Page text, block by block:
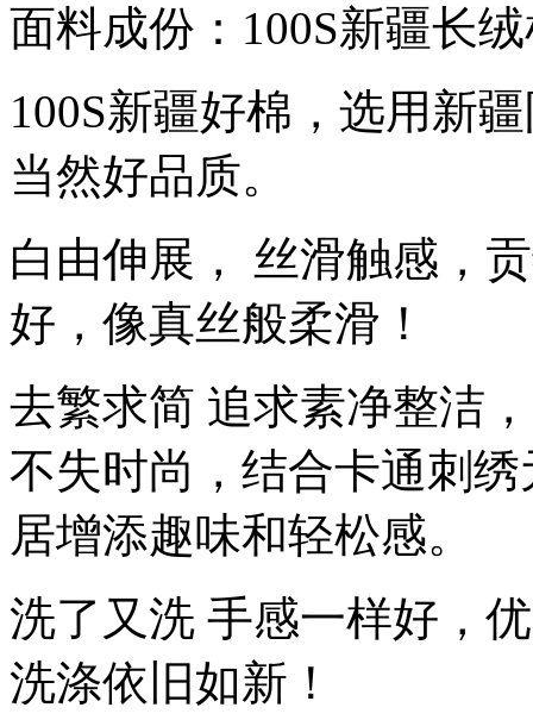
面料成份：100S新疆长
100S新疆好棉，选用新
当然好品质。
白由伸展， 丝滑触感，
好，像真丝般柔滑！
去繁求简 追求素净整洁
不失时尚，结合卡通刺
居增添趣味和轻松感。
洗了又洗 手感一样好，
洗涤依旧如新！